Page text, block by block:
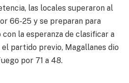
las locales superaron al
66-25 y se preparan para
la esperanza de clasificar a
partido previo, Magallanes dio
por 71 a 48.